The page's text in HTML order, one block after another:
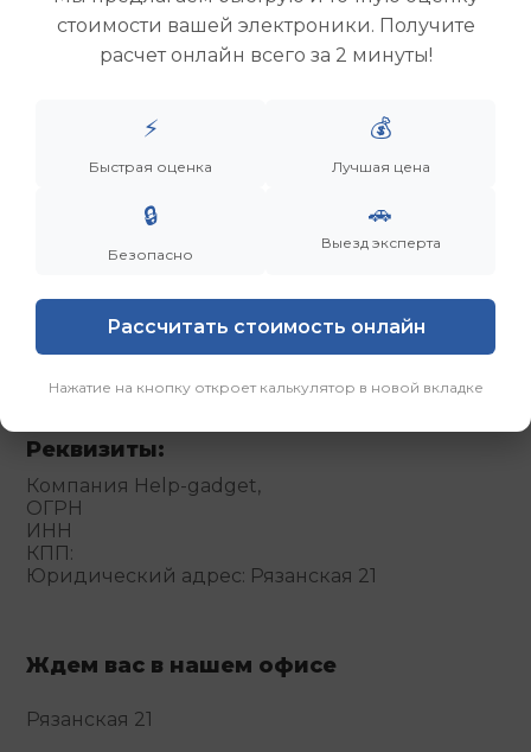
обработку персональных данных
Контакты
info@help-gadget.ru
Время работы:
Ежедневно
Реквизиты:
Компания Help-gadget,
ОГРН
ИНН
КПП:
Юридический адрес: Рязанская 21
Ждем вас в нашем офисе
Рязанская 21
стоимости вашей электроники. Получите
расчет онлайн всего за 2 минуты!
⚡
Быстрая оценка
💰
Лучшая цена
🔒
Безопасно
🚗
Выезд эксперта
Рассчитать стоимость онлайн
Нажатие на кнопку откроет калькулятор в новой вкладке